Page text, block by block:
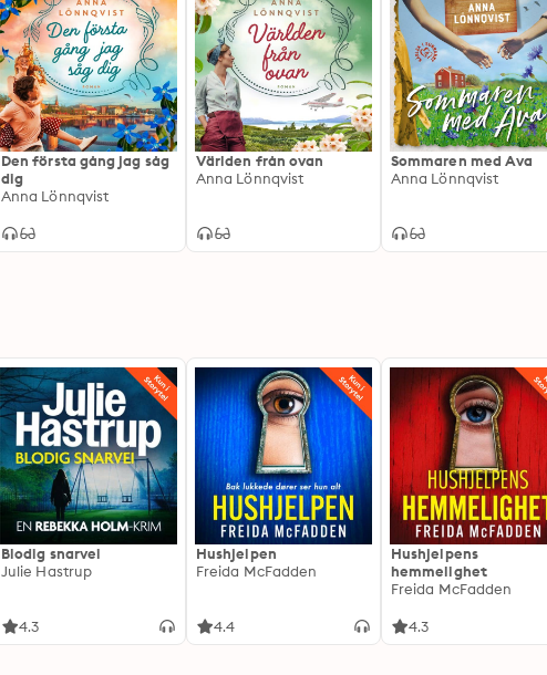
Den första gång jag såg
dig
Anna Lönnqvist
Världen från ovan
Anna Lönnqvist
Sommaren med Ava
Anna Lönnqvist
Blodig snarvei
Julie Hastrup
4.3
Hushjelpen
Freida McFadden
4.4
Hushjelpens
hemmelighet
Freida McFadden
4.3